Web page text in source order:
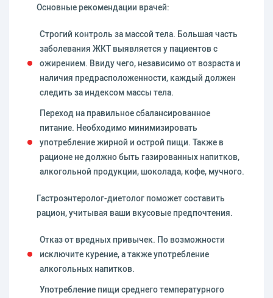
Основные рекомендации врачей:
Строгий контроль за массой тела. Большая часть
заболевания ЖКТ выявляется у пациентов с
ожирением. Ввиду чего, независимо от возраста и
наличия предрасположенности, каждый должен
следить за индексом массы тела.
Переход на правильное сбалансированное
питание. Необходимо минимизировать
употребление жирной и острой пищи. Также в
рационе не должно быть газированных напитков,
алкогольной продукции, шоколада, кофе, мучного.
Гастроэнтеролог-диетолог поможет составить
рацион, учитывая ваши вкусовые предпочтения.
Отказ от вредных привычек. По возможности
исключите курение, а также употребление
алкогольных напитков.
Употребление пищи среднего температурного